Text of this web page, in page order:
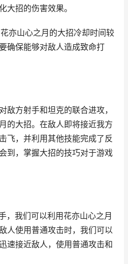
大招的伤害效果。
亦山心之月的大招冷却时间较
确保能够对敌人造成致命打
敌方射手和坦克的联合进攻，
的大招。在敌人即将接近我方
飞，并利用其他技能完成了反
到，掌握大招的技巧对于游戏
，我们可以利用花亦山心之月
人使用普通攻击时，我们可以
速接近敌人，使用普通攻击和